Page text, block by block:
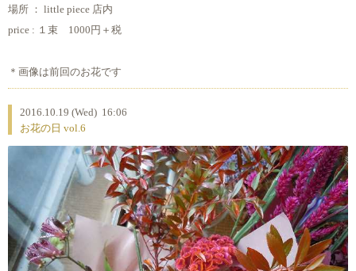
場所 ： little piece 店内
price : １束 1000円＋税
＊画像は前回のお花です
2016.10.19 (Wed) 16:06
お花の日 vol.6